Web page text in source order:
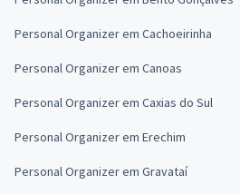
Personal Organizer em Cachoeirinha
Personal Organizer em Canoas
Personal Organizer em Caxias do Sul
Personal Organizer em Erechim
Personal Organizer em Gravataí